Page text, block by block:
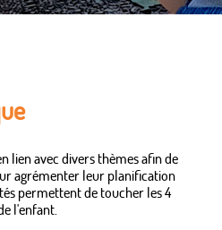
lien avec divers thèmes afin de
agrémenter leur planification
permettent de toucher les 4
l'enfant.